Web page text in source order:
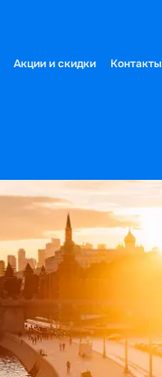
Акции и скидки Контакты